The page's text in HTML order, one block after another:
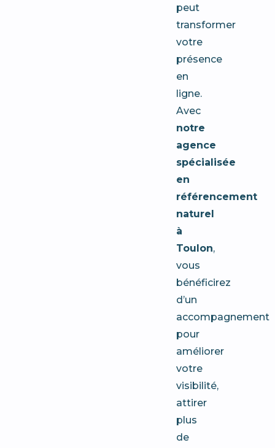
peut
transformer
votre
présence
en
ligne.
Avec
notre
agence
spécialisée
en
référencement
naturel
à
Toulon,
vous
bénéficirez
d’un
accompagnement
pour
améliorer
votre
visibilité,
attirer
plus
de